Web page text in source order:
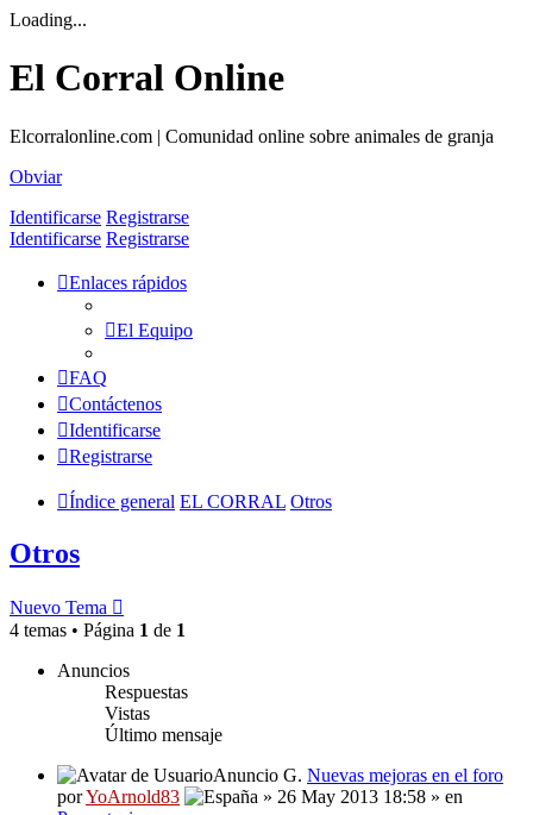
Loading...
El Corral Online
Elcorralonline.com | Comunidad online sobre animales de granja
Obviar
Identificarse Registrarse
Identificarse Registrarse
Enlaces rápidos
El Equipo
FAQ
Contáctenos
Identificarse
Registrarse
Índice general EL CORRAL Otros
Otros
Nuevo Tema
4 temas • Página 1 de 1
Anuncios
Respuestas
Vistas
Último mensaje
Anuncio G. Nuevas mejoras en el foro
porYoArnold83
» 26 May 2013 18:58 » en